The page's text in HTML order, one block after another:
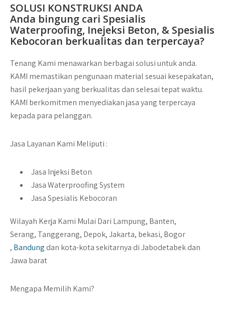
SOLUSI KONSTRUKSI ANDA
Anda bingung cari Spesialis
Waterproofing, Inejeksi Beton, & Spesialis
Kebocoran berkualitas dan terpercaya?
Tenang Kami menawarkan berbagai solusi untuk anda.
KAMI memastikan pengunaan material sesuai kesepakatan,
hasil pekerjaan yang berkualitas dan selesai tepat waktu.
KAMI berkomitmen menyediakan jasa yang terpercaya
kepada para pelanggan.
Jasa Layanan Kami Meliputi :
Jasa Injeksi Beton
Jasa Waterproofing System
Jasa Spesialis Kebocoran
Wilayah Kerja Kami Mulai Dari Lampung, Banten,
Serang, Tanggerang, Depok, Jakarta, bekasi, Bogor
, Bandung dan kota-kota sekitarnya di Jabodetabek dan
Jawa barat
Mengapa Memilih Kami?